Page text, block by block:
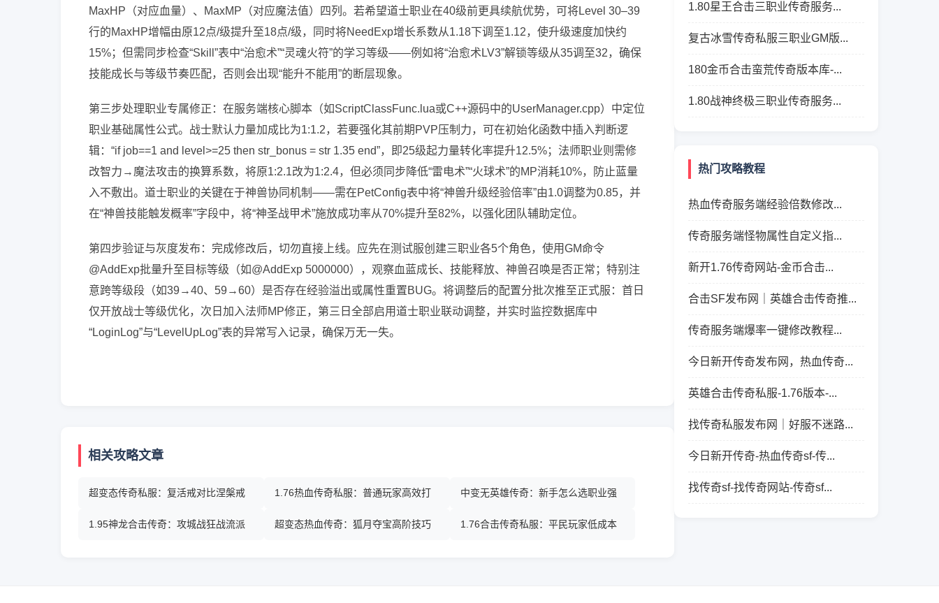
MaxHP（对应血量）、MaxMP（对应魔法值）四列。若希望道士职业在40级前更具续航优势，可将Level 30–39
行的MaxHP增幅由原12点/级提升至18点/级，同时将NeedExp增长系数从1.18下调至1.12，使升级速度加快约
15%；但需同步检查“Skill”表中“治愈术”“灵魂火符”的学习等级——例如将“治愈术LV3”解锁等级从35调至32，确保
技能成长与等级节奏匹配，否则会出现“能升不能用”的断层现象。
第三步处理职业专属修正：在服务端核心脚本（如ScriptClassFunc.lua或C++源码中的UserManager.cpp）中定位
职业基础属性公式。战士默认力量加成比为1:1.2，若要强化其前期PVP压制力，可在初始化函数中插入判断逻
辑：“if job==1 and level>=25 then str_bonus = str 1.35 end”，即25级起力量转化率提升12.5%；法师职业则需修
改智力→魔法攻击的换算系数，将原1:2.1改为1:2.4，但必须同步降低“雷电术”“火球术”的MP消耗10%，防止蓝量
入不敷出。道士职业的关键在于神兽协同机制——需在PetConfig表中将“神兽升级经验倍率”由1.0调整为0.85，并
在“神兽技能触发概率”字段中，将“神圣战甲术”施放成功率从70%提升至82%，以强化团队辅助定位。
第四步验证与灰度发布：完成修改后，切勿直接上线。应先在测试服创建三职业各5个角色，使用GM命令
@AddExp批量升至目标等级（如@AddExp 5000000），观察血蓝成长、技能释放、神兽召唤是否正常；特别注
意跨等级段（如39→40、59→60）是否存在经验溢出或属性重置BUG。将调整后的配置分批次推至正式服：首日
仅开放战士等级优化，次日加入法师MP修正，第三日全部启用道士职业联动调整，并实时监控数据库中
“LoginLog”与“LevelUpLog”表的异常写入记录，确保万无一失。
相关攻略文章
超变态传奇私服：复活戒对比涅槃戒 1.76热血传奇私服：普通玩家高效打 中变无英雄传奇：新手怎么选职业强
1.95神龙合击传奇：攻城战狂战流派 超变态热血传奇：狐月夺宝高阶技巧 1.76合击传奇私服：平民玩家低成本
1.80星王合击三职业传奇服务...
复古冰雪传奇私服三职业GM版...
180金币合击蛮荒传奇版本库-...
1.80战神终极三职业传奇服务...
热门攻略教程
热血传奇服务端经验倍数修改...
传奇服务端怪物属性自定义指...
新开1.76传奇网站-金币合击...
合击SF发布网｜英雄合击传奇推...
传奇服务端爆率一键修改教程...
今日新开传奇发布网，热血传奇...
英雄合击传奇私服-1.76版本-...
找传奇私服发布网｜好服不迷路...
今日新开传奇-热血传奇sf-传...
找传奇sf-找传奇网站-传奇sf...